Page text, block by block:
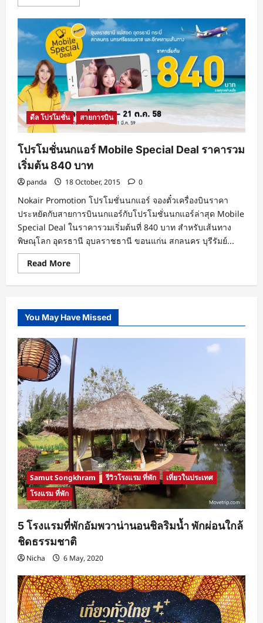
more
โปร
โม
ชั่น
นก
แอร์
เพลิน
เพลิน
ราคา
รวม
เริ่ม
ต้น
840
บาท
จอง
ด่วน!
ดีล โปรโมชั่น สายการบิน
โปรโมชั่นนกแอร์ Mobile Special Deal ราคารวม
เริ่มต้น 840 บาท
panda 18 October, 2015 0
Nokair Promotion โปรโมชั่นนกแอร์ จองตั๋วเครื่องบินราคา
ประหยัดกับสายการบินนกแอร์กับโปรโมชั่นนกแอร์ล่าสุด Mobile
Special Deal ในราคารวมเริ่มต้นที่ 840 บาท สำหรับเส้นทาง
พิษณุโลก อุดรธานี อุบลราชธานี ขอนแก่น สกลนคร บุรีรัมย์...
Read MoreRead
more
โปร
นก
แอร์
Mobile
Special
Deal
ราคา
รวม
เริ่ม
ต้น
840
บาท
You May Have Missed
Samut Songkhram รีวิวโรงแรม ที่พัก
เที่ยวในประเทศ
โรงแรม ที่พัก
5 โรงแรมที่พักอัมพวาน่านอนชิลริมน้ำ พักผ่อนใกล้
ชิดธรรมชาติ
Nicha 6 May, 2020